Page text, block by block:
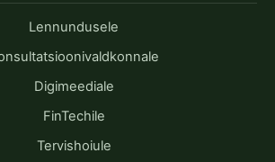
Lennundusele
Digimeediale
FinTechile
Tervishoiule